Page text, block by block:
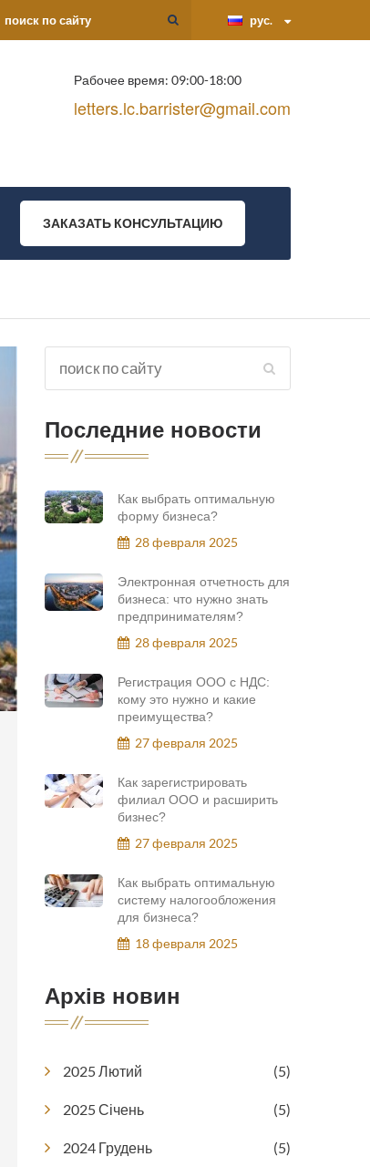
рус.
Рабочее время: 09:00-18:00
letters.lc.barrister@gmail.com
ЗАКАЗАТЬ КОНСУЛЬТАЦИЮ
Последние новости
Как выбрать оптимальную
форму бизнеса?
28 февраля 2025
Электронная отчетность для
бизнеса: что нужно знать
предпринимателям?
28 февраля 2025
Регистрация ООО с НДС:
кому это нужно и какие
преимущества?
27 февраля 2025
Как зарегистрировать
филиал ООО и расширить
бизнес?
27 февраля 2025
Как выбрать оптимальную
систему налогообложения
для бизнеса?
18 февраля 2025
Архів новин
2025 Лютий (5)
2025 Січень (5)
2024 Грудень (5)